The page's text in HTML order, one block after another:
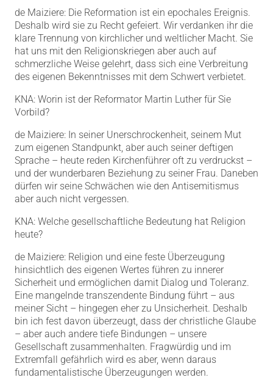
de Maiziere: Die Reformation ist ein epochales Ereignis.
Deshalb wird sie zu Recht gefeiert. Wir verdanken ihr die
klare Trennung von kirchlicher und weltlicher Macht. Sie
hat uns mit den Religionskriegen aber auch auf
schmerzliche Weise gelehrt, dass sich eine Verbreitung
des eigenen Bekenntnisses mit dem Schwert verbietet.
KNA: Worin ist der Reformator Martin Luther für Sie
Vorbild?
de Maiziere: In seiner Unerschrockenheit, seinem Mut
zum eigenen Standpunkt, aber auch seiner deftigen
Sprache – heute reden Kirchenführer oft zu verdruckst –
und der wunderbaren Beziehung zu seiner Frau. Daneben
dürfen wir seine Schwächen wie den Antisemitismus
aber auch nicht vergessen.
KNA: Welche gesellschaftliche Bedeutung hat Religion
heute?
de Maiziere: Religion und eine feste Überzeugung
hinsichtlich des eigenen Wertes führen zu innerer
Sicherheit und ermöglichen damit Dialog und Toleranz.
Eine mangelnde transzendente Bindung führt – aus
meiner Sicht – hingegen eher zu Unsicherheit. Deshalb
bin ich fest davon überzeugt, dass der christliche Glaube
– aber auch andere tiefe Bindungen – unsere
Gesellschaft zusammenhalten. Fragwürdig und im
Extremfall gefährlich wird es aber, wenn daraus
fundamentalistische Überzeugungen werden.